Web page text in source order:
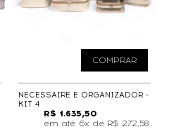
COMPRAR
NECESSAIRE E ORGANIZADOR -
KIT 4
R$ 1.635,50
6x de R$ 272,58